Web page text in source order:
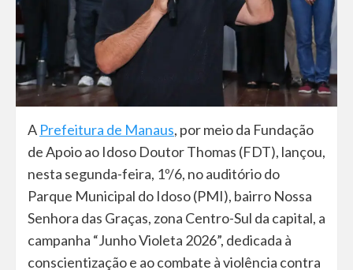
A Prefeitura de Manaus, por meio da Fundação
de Apoio ao Idoso Doutor Thomas (FDT), lançou,
nesta segunda-feira, 1º/6, no auditório do
Parque Municipal do Idoso (PMI), bairro Nossa
Senhora das Graças, zona Centro-Sul da capital, a
campanha “Junho Violeta 2026”, dedicada à
conscientização e ao combate à violência contra